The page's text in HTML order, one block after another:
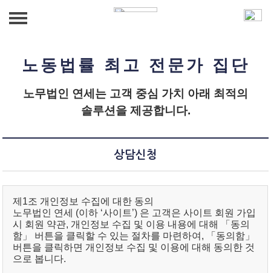
대표소개
노동법률 자문
강의/교육
인사노무컨설팅
노무관리 진단
인사제도 컨설팅
중대재해예방 컨설팅
노동사건대리
급여·4대보험
급여·4대보험
상담신청
상담신청
노동법률 최고 전문가 집단
노무법인 연세는 고객 중심 가치 아래 최적의
솔루션을 제공합니다.
상담신청